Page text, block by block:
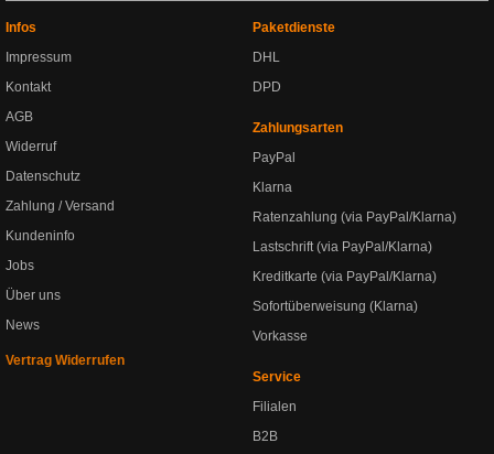
Infos
Impressum
Kontakt
AGB
Widerruf
Datenschutz
Zahlung / Versand
Kundeninfo
Jobs
Über uns
News
Vertrag Widerrufen
Paketdienste
DHL
DPD
Zahlungsarten
PayPal
Klarna
Ratenzahlung (via PayPal/Klarna)
Lastschrift (via PayPal/Klarna)
Kreditkarte (via PayPal/Klarna)
Sofortüberweisung (Klarna)
Vorkasse
Service
Filialen
B2B